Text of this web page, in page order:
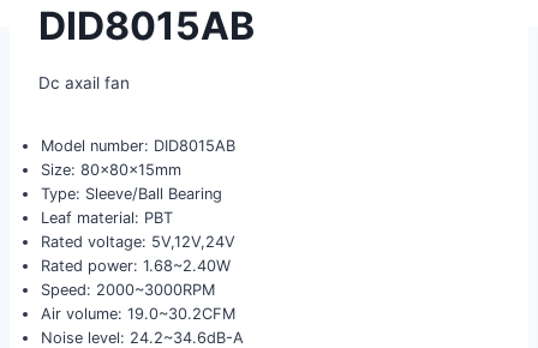
DID8015AB
Dc axail fan
Model number: DID8015AB
Size: 80x80x15mm
Type: Sleeve/Ball Bearing
Leaf material: PBT
Rated voltage: 5V,12V,24V
Rated power: 1.68~2.40W
Speed: 2000~3000RPM
Air volume: 19.0~30.2CFM
Noise level: 24.2~34.6dB-A